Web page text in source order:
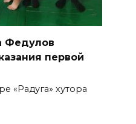
Федулов
первой
«Радуга» хутора